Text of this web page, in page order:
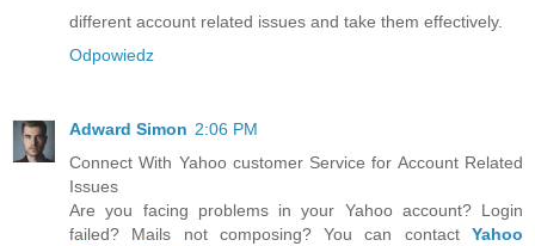
different account related issues and take them effectively.
Odpowiedz
Adward Simon 2:06 PM
Connect With Yahoo customer Service for Account Related
Issues
Are you facing problems in your Yahoo account? Login
failed? Mails not composing? You can contact Yahoo